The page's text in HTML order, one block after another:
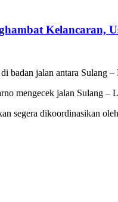
Kelancaran,
badan jalan antara Sulang
mengecek jalan Sulang –
segera dikoordinasikan